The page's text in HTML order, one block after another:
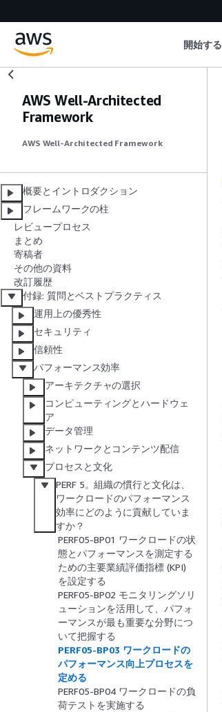
開始する
AWS Well-Architected
Framework
AWS Well-Architected Framework
概要とイントロダクション
フレームワークの柱
レビュープロセス
まとめ
寄稿者
その他の資料
改訂履歴
付録: 質問とベストプラクティス
運用上の優秀性
セキュリティ
信頼性
パフォーマンス効率
アーキテクチャの選択
コンピューティングとハードウェ
ア
データ管理
ネットワークとコンテンツ配信
プロセスと文化
PERF 5。組織の慣行と文化は、
ワークロードのパフォーマンス
効率にどのように貢献していま
すか？
PERF05-BP01 ワークロードの状
態とパフォーマンスを測定する
ための主要業績評価指標 (KPI)
を設定する
PERF05-BP02 モニタリングソリ
ューションを活用して、パフォ
ーマンスが最も重要な分野につ
いて把握する
PERF05-BP03 ワークロードの
パフォーマンス向上プロセスを
定める
PERF05-BP04 ワークロードの負
荷テストを実施する